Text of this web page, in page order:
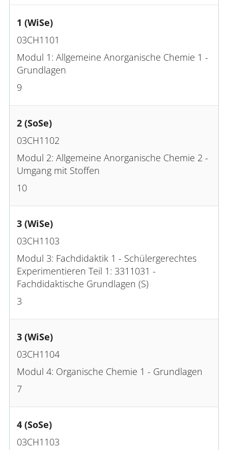
1 (WiSe)
03CH1101
Modul 1: Allgemeine Anorganische Chemie 1 -
Grundlagen
9
2 (SoSe)
03CH1102
Modul 2: Allgemeine Anorganische Chemie 2 -
Umgang mit Stoffen
10
3 (WiSe)
03CH1103
Modul 3: Fachdidaktik 1 - Schülergerechtes
Experimentieren Teil 1: 3311031 -
Fachdidaktische Grundlagen (S)
3
3 (WiSe)
03CH1104
Modul 4: Organische Chemie 1 - Grundlagen
7
4 (SoSe)
03CH1103